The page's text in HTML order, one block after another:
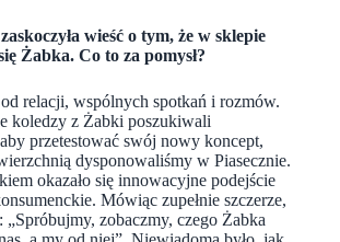
wieść o tym, że w sklepie
Żabka. Co to za pomysł?
od relacji, wspólnych spotkań i rozmów.
koledzy z Żabki poszukiwali
przetestować swój nowy koncept,
dysponowaliśmy w Piasecznie.
okazało się innowacyjne podejście
Mówiąc zupełnie szczerze,
zobaczmy, czego Żabka